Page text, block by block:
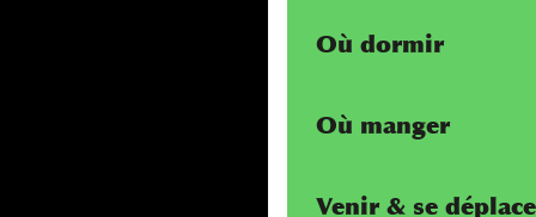
Où dormir
Où manger
Venir & se